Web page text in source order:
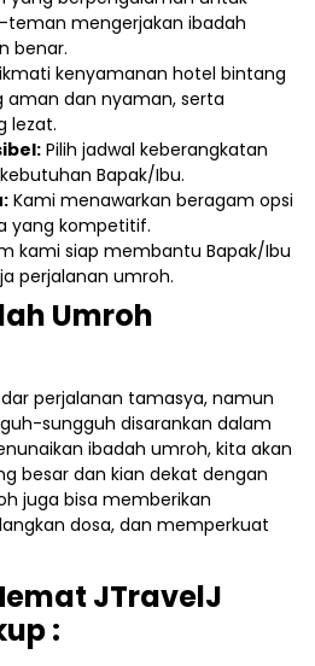
mengerjakan ibadah
benar.
kenyamanan hotel bintang
aman dan nyaman, serta
lezat.
Pilih jadwal keberangkatan
Bapak/Ibu.
Kami menawarkan beragam opsi
yang kompetitif.
kami siap membantu Bapak/Ibu
perjalanan umroh.
Umroh
perjalanan tamasya, namun
sungguh disarankan dalam
ibadah umroh, kita akan
besar dan kian dekat dengan
juga bisa memberikan
dosa, dan memperkuat
JTravelJ
: